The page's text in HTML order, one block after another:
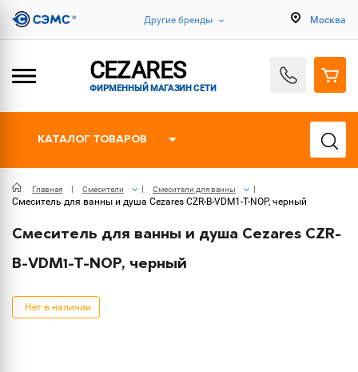
Другие бренды Москва
CEZARES
ФИРМЕННЫЙ МАГАЗИН СЕТИ
КАТАЛОГ ТОВАРОВ
Главная Смесители Смесители для ванны
Смеситель для ванны и душа Cezares CZR-B-VDM1-T-NOP, черный
Смеситель для ванны и душа Cezares CZR-
B-VDM1-T-NOP, черный
Нет в наличии